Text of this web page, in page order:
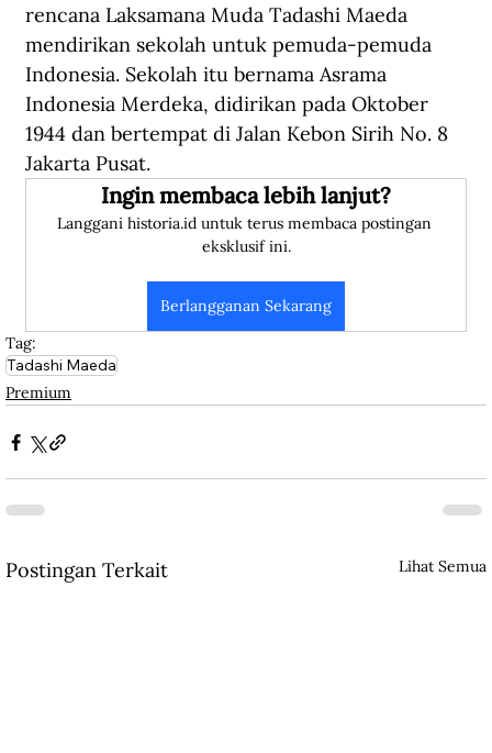
rencana Laksamana Muda Tadashi Maeda
mendirikan sekolah untuk pemuda-pemuda
Indonesia. Sekolah itu bernama Asrama
Indonesia Merdeka, didirikan pada Oktober
1944 dan bertempat di Jalan Kebon Sirih No. 8
Jakarta Pusat.
Ingin membaca lebih lanjut?
Langgani historia.id untuk terus membaca postingan
eksklusif ini.
Berlangganan Sekarang
Tag:
Tadashi Maeda
Premium
Postingan Terkait Lihat Semua